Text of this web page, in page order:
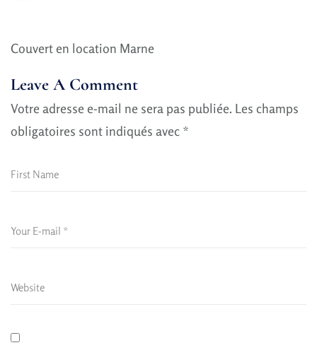
Couvert en location Marne
Leave A Comment
Votre adresse e-mail ne sera pas publiée. Les champs
obligatoires sont indiqués avec *